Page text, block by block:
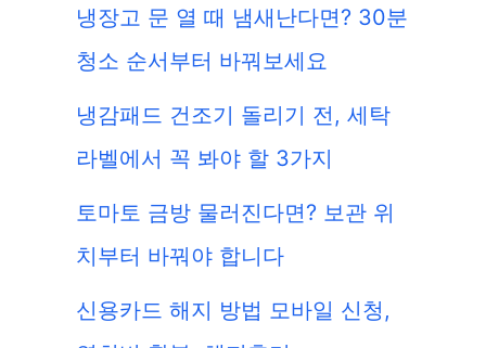
냉장고 문 열 때 냄새난다면? 30분
청소 순서부터 바꿔보세요
냉감패드 건조기 돌리기 전, 세탁
라벨에서 꼭 봐야 할 3가지
토마토 금방 물러진다면? 보관 위
치부터 바꿔야 합니다
신용카드 해지 방법 모바일 신청,